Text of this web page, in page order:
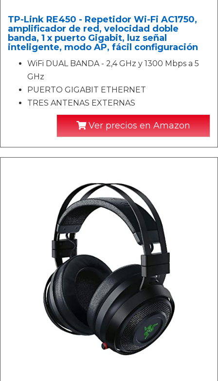
TP-Link RE450 - Repetidor Wi-Fi AC1750,
amplificador de red, velocidad doble
banda, 1 x puerto Gigabit, luz señal
inteligente, modo AP, fácil configuración
WiFi DUAL BANDA - 2,4 GHz y 1300 Mbps a 5
GHz
PUERTO GIGABIT ETHERNET
TRES ANTENAS EXTERNAS
Ver precios en Amazon